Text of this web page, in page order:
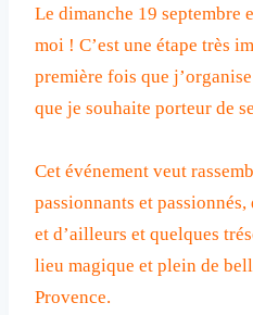
Le dimanche 19 septembre
moi ! C’est une étape très
première fois que
que je souhaite porteur de
Cet événement veut
passionnants et
et d’ailleurs et quelques
lieu magique et plein de
Provence.